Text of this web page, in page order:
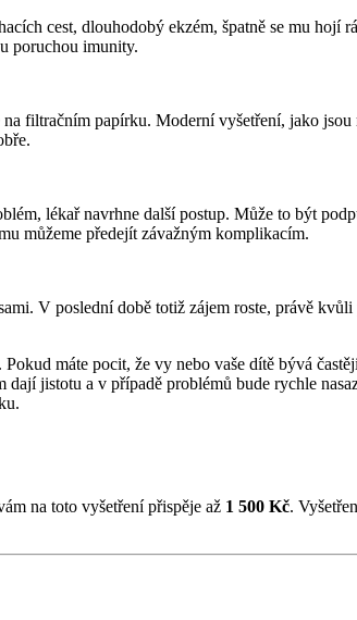
cest, dlouhodobý ekzém, špatně se mu hojí
poruchou imunity.
filtračním papírku. Moderní vyšetření, jako
lékař navrhne další postup. Může to být
můžeme předejít závažným komplikacím.
V poslední době totiž zájem roste, právě
máte pocit, že vy nebo vaše dítě bývá
jistotu a v případě problémů bude rychle
na toto vyšetření přispěje až 1 500 Kč.